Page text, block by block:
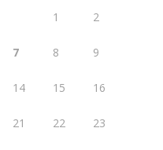
1 2
7 8 9
14 15 16
21 22 23